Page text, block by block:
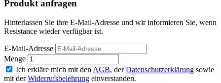
Produkt anfragen
Hinterlassen Sie ihre E-Mail-Adresse und wir informieren Sie, wenn
Resistance wieder verfügbar ist.
E-Mail-Adresse
Menge
Ich erkläre mich mit den AGB, derDatenschutzerklärung sowie
mit derWiderrufsbelehrung einverstanden.